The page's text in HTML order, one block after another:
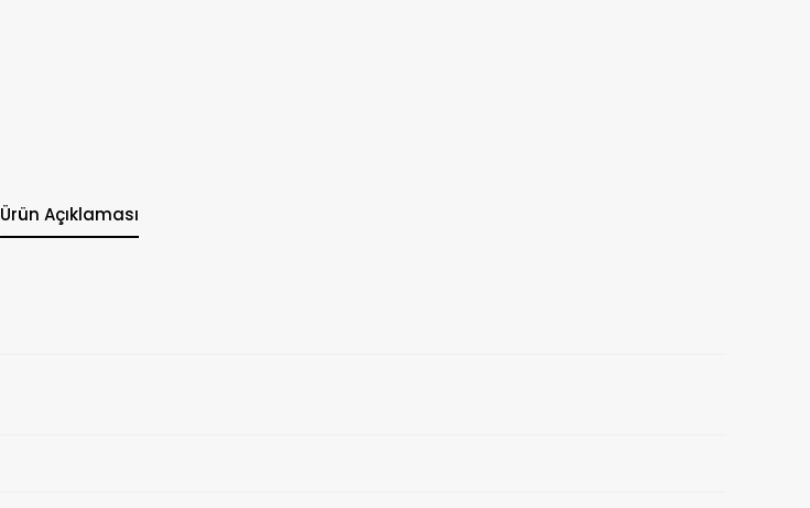
Ürün Açıklaması